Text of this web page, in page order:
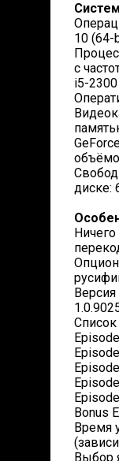
10 (64-
с
i5-2300
диске:
Список
Bonus
Время
Выбор